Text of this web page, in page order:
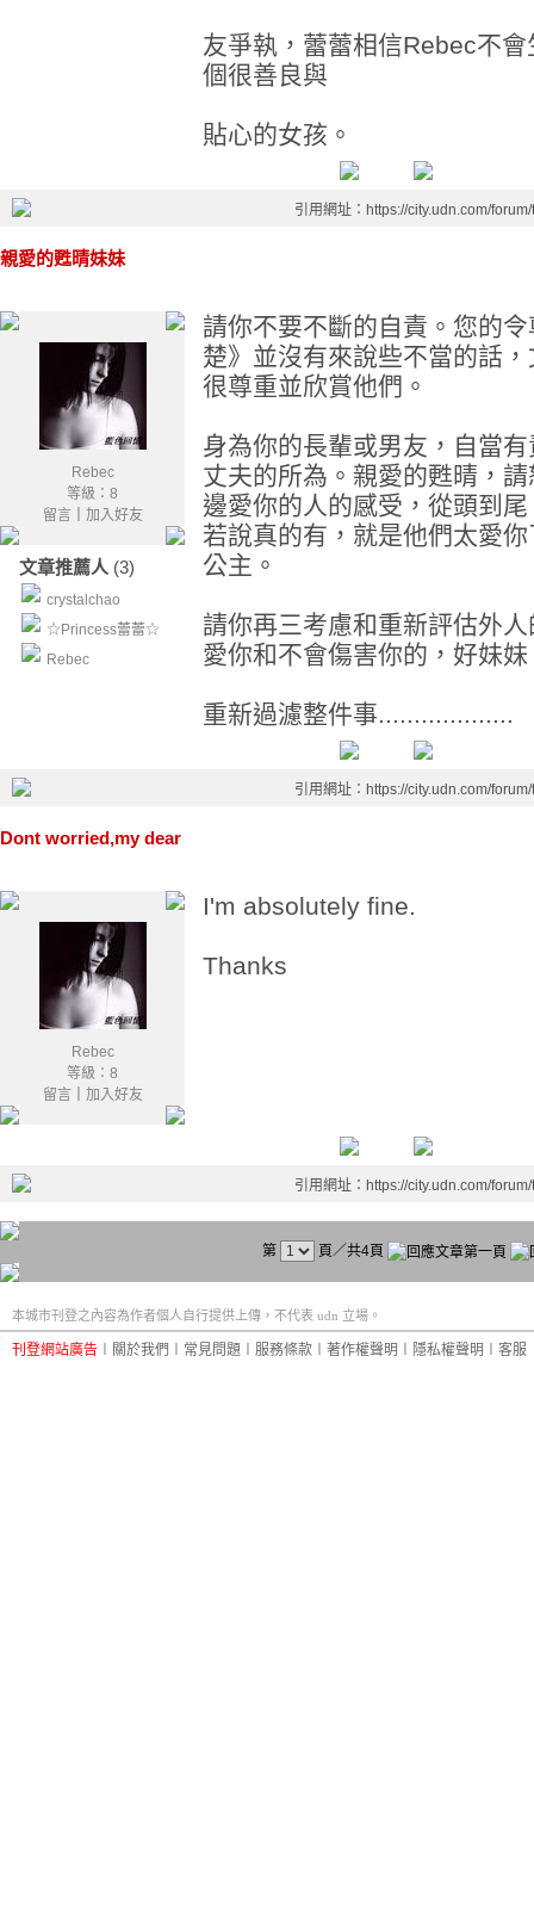
友爭執，蕾蕾相信Rebec不
個很善良與
貼心的女孩。
引用網址：https://city.udn.com/
親愛的甦晴妹妹
Rebec
等級：8
留言｜ 加入好友
文章推薦人 (3)
crystalchao
☆Princess蕾蕾☆
Rebec
請你不要不斷的自責。您的
楚》並沒有來說些不當的話
很尊重並欣賞他們。
身為你的長輩或男友，自當
丈夫的所為。親愛的甦晴，
邊愛你的人的感受，從頭到
若說真的有，就是他們太愛
公主。
請你再三考慮和重新評估外
愛你和不會傷害你的，好妹
重新過濾整件事...................
引用網址：https://city.udn.com/
Dont worried,my dear
Rebec
等級：8
留言｜ 加入好友
I'm absolutely fine.
Thanks
引用網址：https://city.udn.com/
第 頁／共4頁
本城市刊登之內容為作者個人自行提供上傳，不代表 udn 立場。
刊登網站廣告 關於我們 常見問題 服務條款 著作權聲明 隱私權聲明 客服